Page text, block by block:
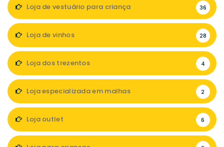
Loja de vestuário para criança 36
Loja de vinhos 28
Loja dos trezentos 4
Loja especializada em malhas 2
Loja outlet 6